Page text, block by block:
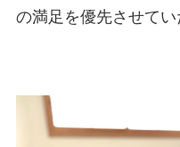
の満足を優先させてい